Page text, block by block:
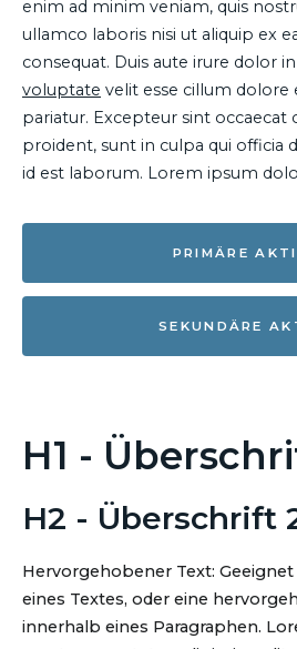
enim ad minim veniam, quis
ullamco laboris nisi ut aliquip ex
consequat. Duis aute irure dolor
voluptate velit esse cillum dolore
pariatur. Excepteur sint occaecat
proident, sunt in culpa qui officia
id est laborum. Lorem ipsum
PRIMÄRE
SEKUNDÄRE
H1 -
H2 - Überschrift
Hervorgehobener Text:
eines Textes, oder eine
innerhalb eines Paragraphen.